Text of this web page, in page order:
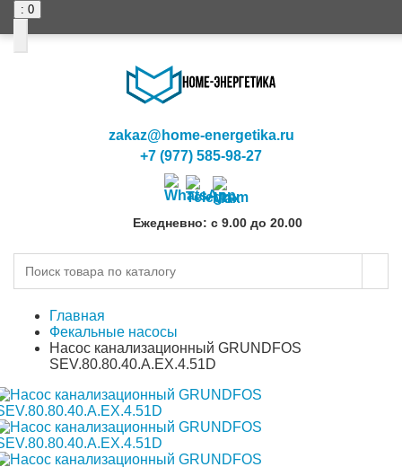
: 0
zakaz@home-energetika.ru
+7 (977) 585-98-27
Ежедневно: с 9.00 до 20.00
Главная
Фекальные насосы
Насос канализационный GRUNDFOS
SEV.80.80.40.A.EX.4.51D